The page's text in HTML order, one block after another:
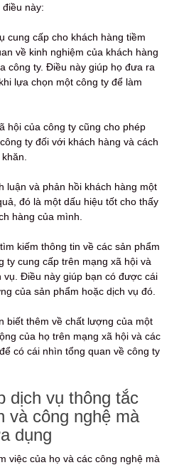
này:
cung cấp cho khách hàng tiềm
về kinh nghiệm của khách hàng
công ty. Điều này giúp họ đưa ra
lựa chọn một công ty để làm
hội của công ty cũng cho phép
ty đối với khách hàng và cách
luận và phản hồi khách hàng một
đó là một dấu hiệu tốt cho thấy
hàng của mình.
kiếm thông tin về các sản phẩm
ty cung cấp trên mạng xã hội và
vụ. Điều này giúp bạn có được cái
của sản phẩm hoặc dịch vụ đó.
biết thêm về chất lượng của một
của họ trên mạng xã hội và các
có cái nhìn tổng quan về công ty
dịch vụ thông tắc
và công nghệ mà
dụng
việc của họ và các công nghệ mà